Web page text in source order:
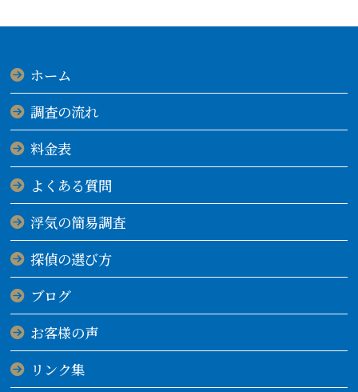
ホーム
調査の流れ
料金表
よくある質問
浮気の簡易調査
探偵の選び方
ブログ
お客様の声
リンク集